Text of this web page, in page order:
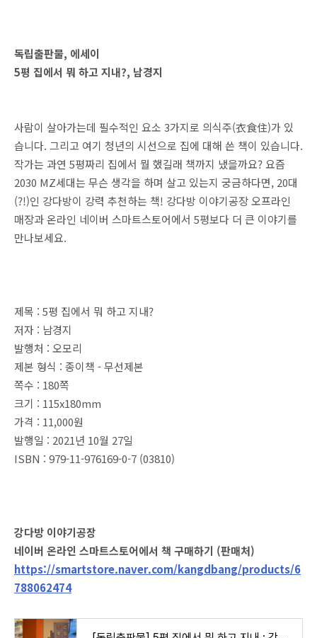
독립출판물, 에세이
5평 집에서 뭐 하고 지내?, 남경지
사람이 살아가는데 필수적인 요소 3가지로 의식주(衣食住)가 있
습니다. 그리고 여기 청년의 시선으로 집에 대해 쓴 책이 있습니다.
작가는 과연 5평짜리 집에서 뭘 했길래 책까지 냈을까요? 요즘
2030 MZ세대는 무슨 생각을 하며 살고 있는지 궁금하다면, 20대
(?!)인 강다방이 강력 추천하는 책! 강다방 이야기공장 오프라인
매장과 온라인 네이버 스마트스토어에서 5평보다 더 큰 이야기를
만나보세요.
제목 : 5평 집에서 뭐 하고 지내?
저자 : 남경지
발행처 : 오모리
제본 형식 : 종이책 - 무선제본
쪽수 : 180쪽
크기 : 115x180mm
가격 : 11,000원
발행일 : 2021년 10월 27일
ISBN : 979-11-976169-0-7 (03810)
강다방 이야기공장
네이버 온라인 스마트스토어에서 책 구매하기 (판매처)
https://smartstore.naver.com/kangdbang/products/6
788062474